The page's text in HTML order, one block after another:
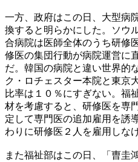
一方、政府はこの日、大型病
換すると明らかにした。ソウ
合病院は医師全体のうち研修
修医の集団行動が病院運営に
だ。韓国の病院と違い世界的
ク・ロチェスター本院と東京
比率は１０％にすぎない。福
材を考慮すると、研修医を専
定して専門医の追加雇用を誘
わりに研修医２人を雇用しな
また福祉部はこの日、「曺圭